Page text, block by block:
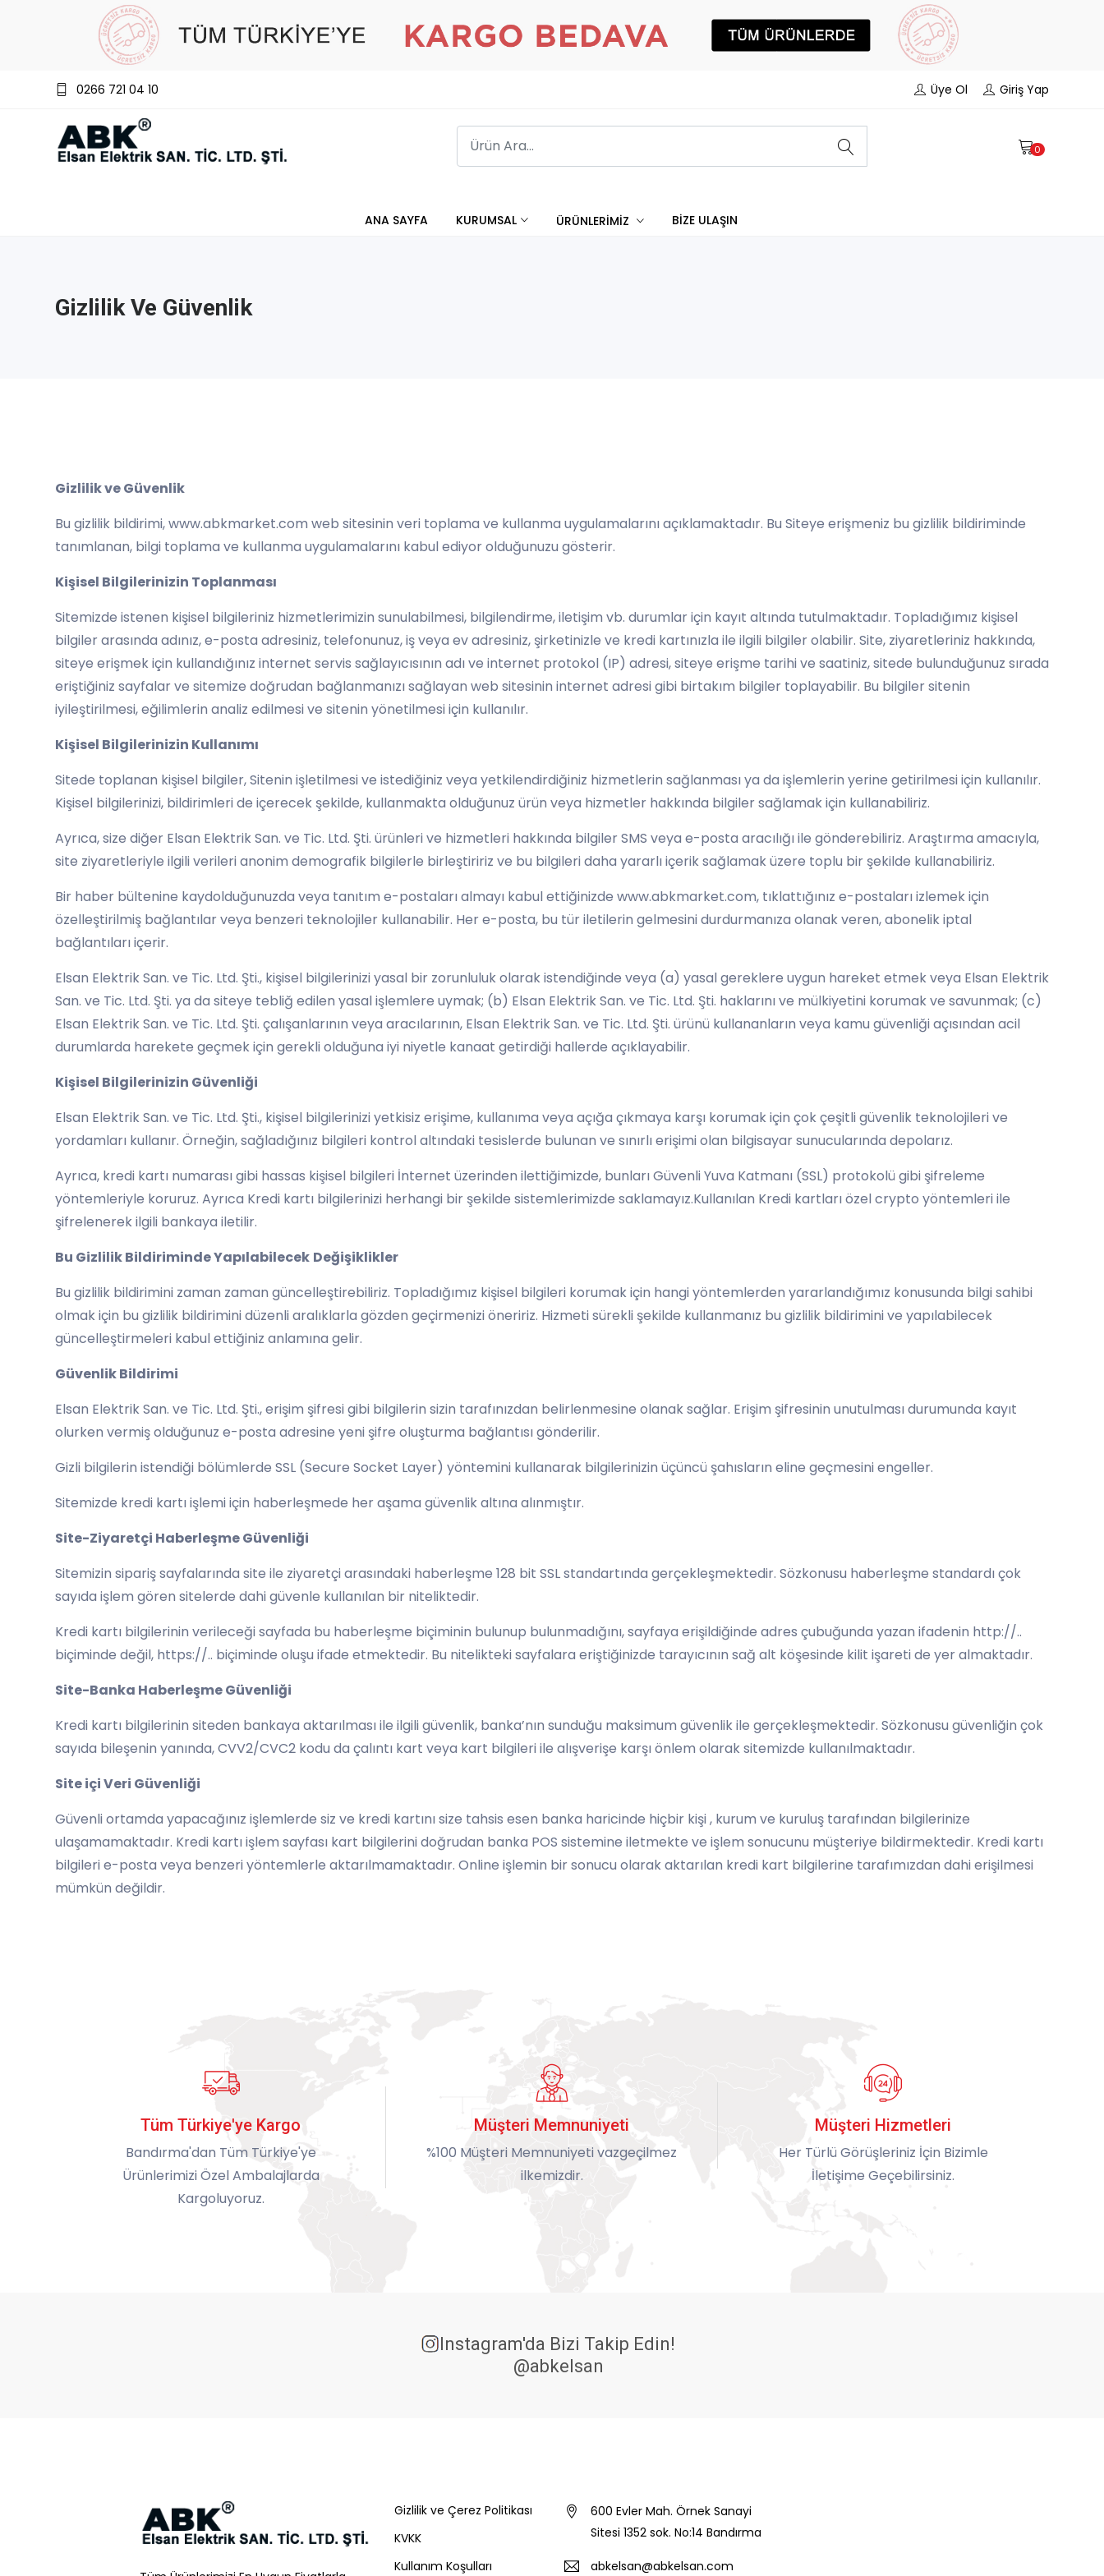
0266 721 04 10 Üye Ol Giriş Yap
0
ANA SAYFA KURUMSAL ÜRÜNLERİMİZ BİZE ULAŞIN
Gizlilik Ve Güvenlik
Gizlilik ve Güvenlik
Bu gizlilik bildirimi, www.abkmarket.com web sitesinin veri toplama ve kullanma uygulamalarını açıklamaktadır. Bu Siteye erişmeniz bu gizlilik bildiriminde
tanımlanan, bilgi toplama ve kullanma uygulamalarını kabul ediyor olduğunuzu gösterir.
Kişisel Bilgilerinizin Toplanması
Sitemizde istenen kişisel bilgileriniz hizmetlerimizin sunulabilmesi, bilgilendirme, iletişim vb. durumlar için kayıt altında tutulmaktadır. Topladığımız kişisel
bilgiler arasında adınız, e-posta adresiniz, telefonunuz, iş veya ev adresiniz, şirketinizle ve kredi kartınızla ile ilgili bilgiler olabilir. Site, ziyaretleriniz hakkında,
siteye erişmek için kullandığınız internet servis sağlayıcısının adı ve internet protokol (IP) adresi, siteye erişme tarihi ve saatiniz, sitede bulunduğunuz sırada
eriştiğiniz sayfalar ve sitemize doğrudan bağlanmanızı sağlayan web sitesinin internet adresi gibi birtakım bilgiler toplayabilir. Bu bilgiler sitenin
iyileştirilmesi, eğilimlerin analiz edilmesi ve sitenin yönetilmesi için kullanılır.
Kişisel Bilgilerinizin Kullanımı
Sitede toplanan kişisel bilgiler, Sitenin işletilmesi ve istediğiniz veya yetkilendirdiğiniz hizmetlerin sağlanması ya da işlemlerin yerine getirilmesi için kullanılır.
Kişisel bilgilerinizi, bildirimleri de içerecek şekilde, kullanmakta olduğunuz ürün veya hizmetler hakkında bilgiler sağlamak için kullanabiliriz.
Ayrıca, size diğer Elsan Elektrik San. ve Tic. Ltd. Şti. ürünleri ve hizmetleri hakkında bilgiler SMS veya e-posta aracılığı ile gönderebiliriz. Araştırma amacıyla,
site ziyaretleriyle ilgili verileri anonim demografik bilgilerle birleştiririz ve bu bilgileri daha yararlı içerik sağlamak üzere toplu bir şekilde kullanabiliriz.
Bir haber bültenine kaydolduğunuzda veya tanıtım e-postaları almayı kabul ettiğinizde www.abkmarket.com, tıklattığınız e-postaları izlemek için
özelleştirilmiş bağlantılar veya benzeri teknolojiler kullanabilir. Her e-posta, bu tür iletilerin gelmesini durdurmanıza olanak veren, abonelik iptal
bağlantıları içerir.
Elsan Elektrik San. ve Tic. Ltd. Şti., kişisel bilgilerinizi yasal bir zorunluluk olarak istendiğinde veya (a) yasal gereklere uygun hareket etmek veya Elsan Elektrik
San. ve Tic. Ltd. Şti. ya da siteye tebliğ edilen yasal işlemlere uymak; (b) Elsan Elektrik San. ve Tic. Ltd. Şti. haklarını ve mülkiyetini korumak ve savunmak; (c)
Elsan Elektrik San. ve Tic. Ltd. Şti. çalışanlarının veya aracılarının, Elsan Elektrik San. ve Tic. Ltd. Şti. ürünü kullananların veya kamu güvenliği açısından acil
durumlarda harekete geçmek için gerekli olduğuna iyi niyetle kanaat getirdiği hallerde açıklayabilir.
Kişisel Bilgilerinizin Güvenliği
Elsan Elektrik San. ve Tic. Ltd. Şti., kişisel bilgilerinizi yetkisiz erişime, kullanıma veya açığa çıkmaya karşı korumak için çok çeşitli güvenlik teknolojileri ve
yordamları kullanır. Örneğin, sağladığınız bilgileri kontrol altındaki tesislerde bulunan ve sınırlı erişimi olan bilgisayar sunucularında depolarız.
Ayrıca, kredi kartı numarası gibi hassas kişisel bilgileri İnternet üzerinden ilettiğimizde, bunları Güvenli Yuva Katmanı (SSL) protokolü gibi şifreleme
yöntemleriyle koruruz. Ayrıca Kredi kartı bilgilerinizi herhangi bir şekilde sistemlerimizde saklamayız.Kullanılan Kredi kartları özel crypto yöntemleri ile
şifrelenerek ilgili bankaya iletilir.
Bu Gizlilik Bildiriminde Yapılabilecek Değişiklikler
Bu gizlilik bildirimini zaman zaman güncelleştirebiliriz. Topladığımız kişisel bilgileri korumak için hangi yöntemlerden yararlandığımız konusunda bilgi sahibi
olmak için bu gizlilik bildirimini düzenli aralıklarla gözden geçirmenizi öneririz. Hizmeti sürekli şekilde kullanmanız bu gizlilik bildirimini ve yapılabilecek
güncelleştirmeleri kabul ettiğiniz anlamına gelir.
Güvenlik Bildirimi
Elsan Elektrik San. ve Tic. Ltd. Şti., erişim şifresi gibi bilgilerin sizin tarafınızdan belirlenmesine olanak sağlar. Erişim şifresinin unutulması durumunda kayıt
olurken vermiş olduğunuz e-posta adresine yeni şifre oluşturma bağlantısı gönderilir.
Gizli bilgilerin istendiği bölümlerde SSL (Secure Socket Layer) yöntemini kullanarak bilgilerinizin üçüncü şahısların eline geçmesini engeller.
Sitemizde kredi kartı işlemi için haberleşmede her aşama güvenlik altına alınmıştır.
Site-Ziyaretçi Haberleşme Güvenliği
Sitemizin sipariş sayfalarında site ile ziyaretçi arasındaki haberleşme 128 bit SSL standartında gerçekleşmektedir. Sözkonusu haberleşme standardı çok
sayıda işlem gören sitelerde dahi güvenle kullanılan bir niteliktedir.
Kredi kartı bilgilerinin verileceği sayfada bu haberleşme biçiminin bulunup bulunmadığını, sayfaya erişildiğinde adres çubuğunda yazan ifadenin http://..
biçiminde değil, https://.. biçiminde oluşu ifade etmektedir. Bu nitelikteki sayfalara eriştiğinizde tarayıcının sağ alt köşesinde kilit işareti de yer almaktadır.
Site-Banka Haberleşme Güvenliği
Kredi kartı bilgilerinin siteden bankaya aktarılması ile ilgili güvenlik, banka’nın sunduğu maksimum güvenlik ile gerçekleşmektedir. Sözkonusu güvenliğin çok
sayıda bileşenin yanında, CVV2/CVC2 kodu da çalıntı kart veya kart bilgileri ile alışverişe karşı önlem olarak sitemizde kullanılmaktadır.
Site içi Veri Güvenliği
Güvenli ortamda yapacağınız işlemlerde siz ve kredi kartını size tahsis esen banka haricinde hiçbir kişi , kurum ve kuruluş tarafından bilgilerinize
ulaşamamaktadır. Kredi kartı işlem sayfası kart bilgilerini doğrudan banka POS sistemine iletmekte ve işlem sonucunu müşteriye bildirmektedir. Kredi kartı
bilgileri e-posta veya benzeri yöntemlerle aktarılmamaktadır. Online işlemin bir sonucu olarak aktarılan kredi kart bilgilerine tarafımızdan dahi erişilmesi
mümkün değildir.
Tüm Türkiye'ye Kargo
Bandırma'dan Tüm Türkiye'ye
Ürünlerimizi Özel Ambalajlarda
Kargoluyoruz.
Müşteri Memnuniyeti
%100 Müşteri Memnuniyeti vazgeçilmez
ilkemizdir.
Müşteri Hizmetleri
Her Türlü Görüşleriniz İçin Bizimle
İletişime Geçebilirsiniz.
Instagram'da Bizi Takip Edin!
@abkelsan
Gizlilik ve Çerez Politikası
KVKK
Kullanım Koşulları
600 Evler Mah. Örnek Sanayi
Sitesi 1352 sok. No:14 Bandırma
abkelsan@abkelsan.com